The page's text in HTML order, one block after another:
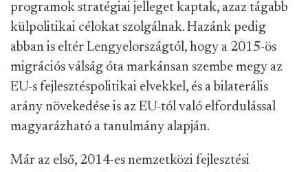
programok stratégiai jelleget kaptak, azaz tágabb
külpolitikai célokat szolgálnak. Hazánk pedig
abban is eltér Lengyelországtól, hogy a 2015-ös
migrációs válság óta markánsan szembe megy az
EU-s fejlesztéspolitikai elvekkel, és a bilaterális
arány növekedése is az EU-tól való elfordulással
magyarázható a tanulmány alapján.
Már az első, 2014-es nemzetközi fejlesztési